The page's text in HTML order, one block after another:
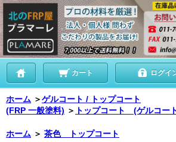
カート ログイ
ホーム ＞ゲルコート / トップコート
(FRP 一般塗料) ＞ トップコート (ゲルコー
ホーム ＞ 茶色 トップコート